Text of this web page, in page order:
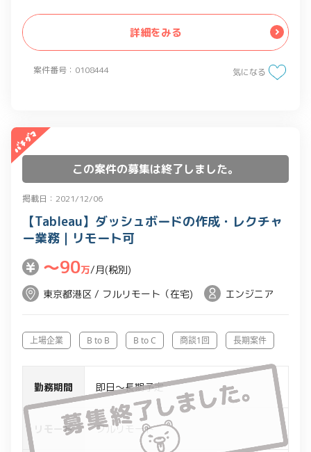
案件番号：0108444
詳細をみる
気になる
この案件の募集は終了しました。
掲載日：2021/12/06
【Tableau】ダッシュボードの作成・レクチャ
ー業務｜リモート可
〜90万/月(税別)
東京都港区 / フルリモート（在宅)
エンジニア
上場企業 B to B B to C 商談1回 長期案件
勤務期間 即日～長期予定
リモート フルリモート